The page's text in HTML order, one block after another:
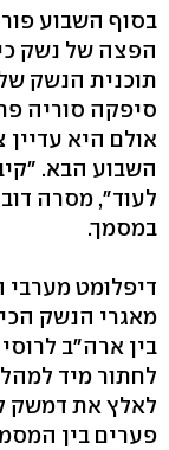
בסוף השבוע
הפצה של נשק
תוכנית הנשק
סיפקה סוריה
אולם היא
השבוע הבא.
לעוד", מסרה
במסמך.
דיפלומט מערבי
מאגרי הנשק
בין ארה"ב
לחתור מיד
לאלץ את דמשק
פערים בין